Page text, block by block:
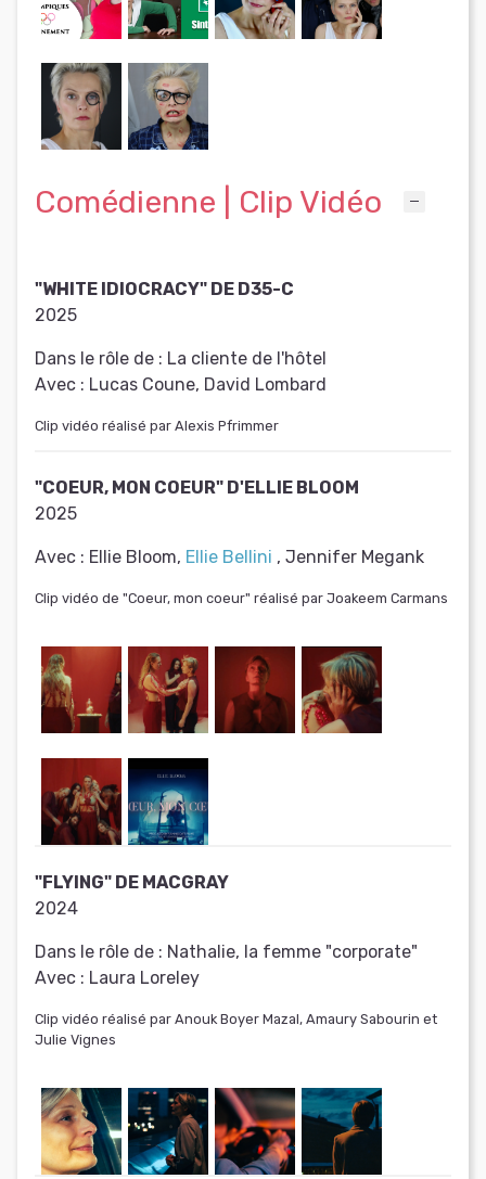
Comédienne | Clip Vidéo
"WHITE IDIOCRACY" DE D35-C
2025
Dans le rôle de : La cliente de l'hôtel
Avec : Lucas Coune, David Lombard
Clip vidéo réalisé par Alexis Pfrimmer
"COEUR, MON COEUR" D'ELLIE BLOOM
2025
Avec : Ellie Bloom, Ellie Bellini , Jennifer Megank
Clip vidéo de "Coeur, mon coeur" réalisé par Joakeem Carmans
"FLYING" DE MACGRAY
2024
Dans le rôle de : Nathalie, la femme "corporate"
Avec : Laura Loreley
Clip vidéo réalisé par Anouk Boyer Mazal, Amaury Sabourin et
Julie Vignes